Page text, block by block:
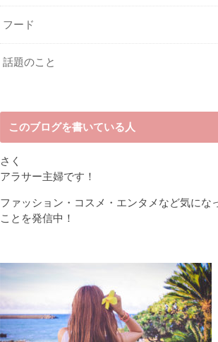
フード
話題のこと
このブログを書いている人
さく
アラサー主婦です！
ファッション・コスメ・エンタメなど気にな
ことを発信中！